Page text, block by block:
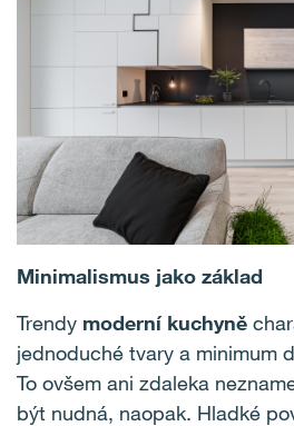
Minimalismus jako základ
Trendy moderní kuchyně
jednoduché tvary a minimum
To ovšem ani zdaleka
být nudná, naopak. Hladké